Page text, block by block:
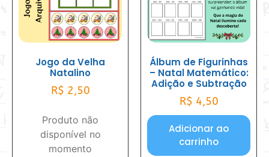
Jogo da Velha
Natalino
R$ 2,50
Produto não
disponível no
momento
Álbum de Figurinhas
– Natal Matemático:
Adição e Subtração
R$ 4,50
Adicionar ao
carrinho